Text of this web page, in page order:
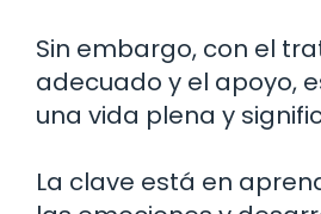
Sin embargo, con el
adecuado y el apoyo,
una vida plena y
La clave está en